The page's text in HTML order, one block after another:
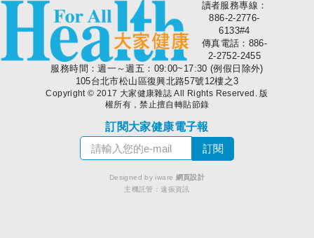
大家健康
讀者服務專線：
886-2-2776-
6133#4
傳真電話：886-
2-2752-2455
服務時間：週一～週五：09:00~17:30 (例假日除外)
105台北市松山區復興北路57號12樓之3
Copyright © 2017 大家健康雜誌 All Rights Reserved. 版
權所有，禁止擅自轉貼節錄
訂閱大家健康電子報
Designed by iware 網頁設計
主機託管：遠振資訊